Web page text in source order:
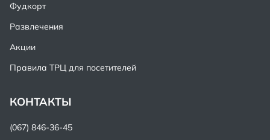
Фудкорт
Развлечения
Акции
Правила ТРЦ для посетителей
КОНТАКТЫ
(067) 846-36-45